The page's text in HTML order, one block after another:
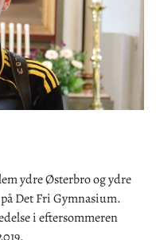
ydre Østerbro og ydre
Det Fri Gymnasium.
i eftersommeren